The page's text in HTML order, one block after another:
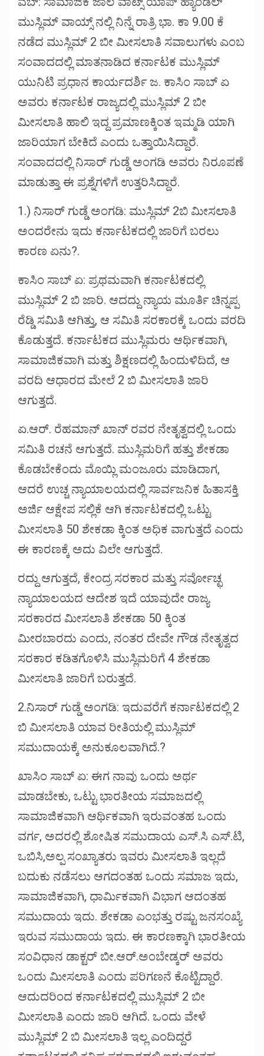
ಮುಸ್ಲಿಮ್ ವಾಯ್ಸ್ ನಲ್ಲಿ ನಿನ್ನೆ ರಾತ್ರಿ ಭಾ. ಕಾ 9.00 ಕೆ
ನಡೆದ ಮುಸ್ಲಿಮ್ 2 ಬೀ ಮೀಸಲಾತಿ ಸವಾಲುಗಳು ಎಂಬ
ಸಂವಾದದಲ್ಲಿ ಮಾತನಾಡಿದ ಕರ್ನಾಟಕ ಮುಸ್ಲಿಮ್
ಯುನಿಟಿ ಪ್ರಧಾನ ಕಾರ್ಯದರ್ಶಿ ಜ. ಕಾಸಿಂ ಸಾಬ್ ಏ
ಅವರು ಕರ್ನಾಟಕ ರಾಜ್ಯದಲ್ಲಿ ಮುಸ್ಲಿಮ್ 2 ಬೀ
ಮೀಸಲಾತಿ ಹಾಲಿ ಇದ್ದ ಪ್ರಮಾಣಕ್ಕಿಂತ ಇಮ್ಮಡಿ ಯಾಗಿ
ಜಾರಿಯಾಗ ಬೇಕಿದೆ ಎಂದು ಒತ್ತಾಯಿಸಿದ್ದಾರೆ.
ಸಂವಾದದಲ್ಲಿ ನಿಸಾರ್ ಗುಡ್ಡೆ ಅಂಗಡಿ ಅವರು ನಿರೂಪಣೆ
ಮಾಡುತ್ತಾ ಈ ಪ್ರಶ್ನೆಗಳಿಗೆ ಉತ್ತರಿಸಿದ್ದಾರೆ.
1.) ನಿಸಾರ್ ಗುಡ್ಡೆ ಅಂಗಡಿ: ಮುಸ್ಲಿಮ್ 2ಬಿ ಮೀಸಲಾತಿ
ಅಂದರೇನು ಇದು ಕರ್ನಾಟಕದಲ್ಲಿ ಜಾರಿಗೆ ಬರಲು
ಕಾರಣ ಏನು?.
ಕಾಸಿಂ ಸಾಬ್ ಏ: ಪ್ರಥಮವಾಗಿ ಕರ್ನಾಟಕದಲ್ಲಿ
ಮುಸ್ಲಿಮ್ 2 ಬಿ ಜಾರಿ. ಆದದ್ದು ನ್ಯಾಯ ಮೂರ್ತಿ ಚಿನ್ನಪ್ಪ
ರೆಡ್ಡಿ ಸಮಿತಿ ಆಗಿತ್ತು, ಆ ಸಮಿತಿ ಸರಕಾರಕ್ಕೆ ಒಂದು ವರದಿ
ಕೊಡುತ್ತದೆ. ಕರ್ನಾಟಕದ ಮುಸ್ಲಿಮರು ಆರ್ಥಿಕವಾಗಿ,
ಸಾಮಾಜಿಕವಾಗಿ ಮತ್ತು ಶಿಕ್ಷಣದಲ್ಲಿ ಹಿಂದುಳಿದಿದೆ, ಆ
ವರದಿ ಆಧಾರದ ಮೇಲೆ 2 ಬಿ ಮೀಸಲಾತಿ ಜಾರಿ
ಆಗುತ್ತದೆ.
ಏ.ಆರ್. ರೆಹಮಾನ್ ಖಾನ್ ರವರ ನೇತೃತ್ವದಲ್ಲಿ ಒಂದು
ಸಮಿತಿ ರಚನೆ ಆಗುತ್ತದೆ. ಮುಸ್ಲಿಮರಿಗೆ ಹತ್ತು ಶೇಕಡಾ
ಕೊಡಬೇಕೆಂದು ಮೊಯ್ಲಿ ಮಂಜೂರು ಮಾಡಿದಾಗ,
ಆದರೆ ಉಚ್ಚ ನ್ಯಾಯಾಲಯದಲ್ಲಿ ಸಾರ್ವಜನಿಕ ಹಿತಾಸಕ್ತಿ
ಅರ್ಜಿ ಆಕ್ಷೇಪ ಸಲ್ಲಿಕೆ ಆಗಿ ಕರ್ನಾಟಕದಲ್ಲಿ ಒಟ್ಟು
ಮೀಸಲಾತಿ 50 ಶೇಕಡಾ ಕ್ಕಿಂತ ಅಧಿಕ ವಾಗುತ್ತದೆ ಎಂದು
ಈ ಕಾರಣಕ್ಕೆ ಅದು ವಿಲೇ ಆಗುತ್ತದೆ.
ರದ್ದು ಆಗುತ್ತದೆ, ಕೇಂದ್ರ ಸರಕಾರ ಮತ್ತು ಸರ್ವೋಚ್ಛ
ನ್ಯಾಯಾಲಯದ ಆದೇಶ ಇದೆ ಯಾವುದೇ ರಾಜ್ಯ
ಸರಕಾರದ ಮೀಸಲಾತಿ ಶೇಕಡಾ 50 ಕ್ಕಿಂತ
ಮೀರಬಾರದು ಎಂದು, ನಂತರ ದೇವೇ ಗೌಡ ನೇತೃತ್ವದ
ಸರಕಾರ ಕಡಿತಗೊಳಿಸಿ ಮುಸ್ಲಿಮರಿಗೆ 4 ಶೇಕಡಾ
ಮೀಸಲಾತಿ ಜಾರಿಗೆ ಬರುತ್ತದೆ.
2.ನಿಸಾರ್ ಗುಡ್ಡೆ ಅಂಗಡಿ: ಇದುವರೆಗೆ ಕರ್ನಾಟಕದಲ್ಲಿ 2
ಬಿ ಮೀಸಲಾತಿ ಯಾವ ರೀತಿಯಲ್ಲಿ ಮುಸ್ಲಿಮ್
ಸಮುದಾಯಕ್ಕೆ ಅನುಕೂಲವಾಗಿದೆ.?
ಖಾಸಿಂ ಸಾಬ್ ಏ: ಈಗ ನಾವು ಒಂದು ಅರ್ಥ
ಮಾಡಬೇಕು, ಒಟ್ಟು ಭಾರತೀಯ ಸಮಾಜದಲ್ಲಿ
ಸಾಮಾಜಿಕವಾಗಿ ಆರ್ಥಿಕವಾಗಿ ಇರುವಂತಹ ಒಂದು
ವರ್ಗ, ಅದರಲ್ಲಿ ಶೋಷಿತ ಸಮುದಾಯ ಎಸ್.ಸಿ ಎಸ್.ಟಿ,
ಒಬಿಸಿ,ಅಲ್ಪ ಸಂಖ್ಯಾತರು ಇವರು ಮೀಸಲಾತಿ ಇಲ್ಲದೆ
ಬದುಕು ನಡೆಸಲು ಆಗದಂತಹ ಒಂದು ಸಮಾಜ ಇದು,
ಸಾಮಾಜಿಕವಾಗಿ, ಧಾರ್ಮಿಕವಾಗಿ ವಿಭಾಗ ಆದಂತಹ
ಸಮುದಾಯ ಇದು. ಶೇಕಡಾ ಎಂಭತ್ತು ರಷ್ಟು ಜನಸಂಖ್ಯೆ
ಇರುವ ಸಮುದಾಯ ಇದು. ಈ ಕಾರಣಕ್ಕಾಗಿ ಭಾರತೀಯ
ಸಂವಿಧಾನ ಡಾಕ್ಟರ್ ಬೀ.ಆರ್.ಅಂಬೇಡ್ಕರ್ ಅವರು
ಒಂದು ಮೀಸಲಾತಿ ಎಂದು ಪರಿಗಣನೆ ಕೊಟ್ಟಿದ್ದಾರೆ.
ಆದುದರಿಂದ ಕರ್ನಾಟಕದಲ್ಲಿ ಮುಸ್ಲಿಮ್ 2 ಬೀ
ಮೀಸಲಾತಿ ಎಂದು ಜಾರಿ ಆಗಿದೆ. ಒಂದು ವೇಳೆ
ಮುಸ್ಲಿಮ್ 2 ಬಿ ಮೀಸಲಾತಿ ಇಲ್ಲ ಎಂದಿದ್ದರೆ